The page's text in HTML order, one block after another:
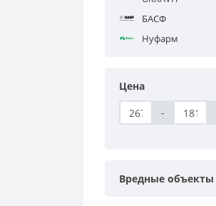
БАСФ
Нуфарм
Цена
-
Вредные объекты